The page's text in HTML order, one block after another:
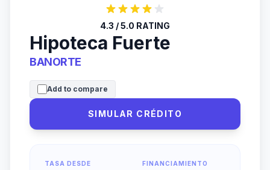
4.3 / 5.0 RATING
Hipoteca Fuerte
BANORTE
Add to compare
SIMULAR CRÉDITO
TASA DESDE FINANCIAMIENTO